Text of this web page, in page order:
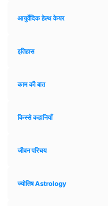
आयुर्वेदिक हेल्थ केयर
इतिहास
काम की बात
किस्से कहानियाँ
जीवन परिचय
ज्योतिष Astrology